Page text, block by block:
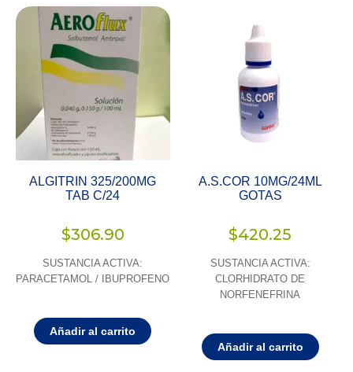
ALGITRIN 325/200MG
TAB C/24
$306.90
SUSTANCIA ACTIVA:
PARACETAMOL / IBUPROFENO
Añadir al carrito
A.S.COR 10MG/24ML
GOTAS
$420.25
SUSTANCIA ACTIVA:
CLORHIDRATO DE
NORFENEFRINA
Añadir al carrito